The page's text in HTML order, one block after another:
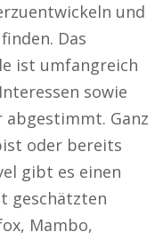
und
Das
ist umfangreich
sowie
abgestimmt. Ganz
oder bereits
gibt es einen
geschätzten
Mambo,